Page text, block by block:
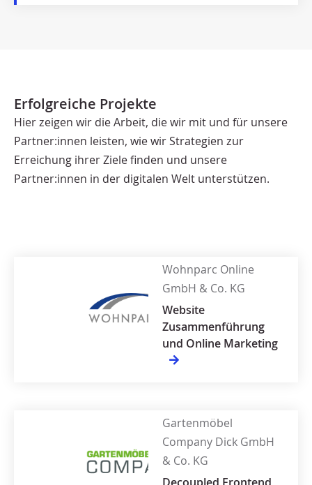
Erfolgreiche Projekte
Hier zeigen wir die Arbeit, die wir mit und für unsere
Partner:innen leisten, wie wir Strategien zur
Erreichung ihrer Ziele finden und unsere
Partner:innen in der digitalen Welt unterstützen.
Wohnparc Online
GmbH & Co. KG
Website
Zusammenführung
und Online Marketing
Gartenmöbel
Company Dick GmbH
& Co. KG